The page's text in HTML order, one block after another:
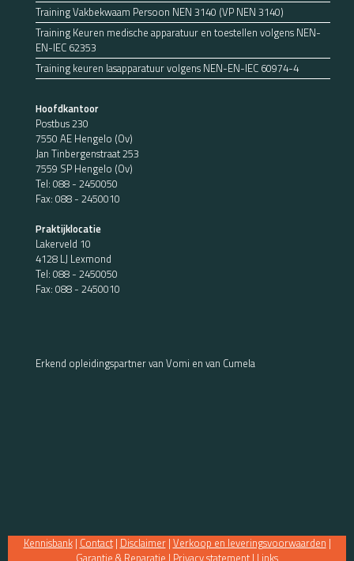
Training Vakbekwaam Persoon NEN 3140 (VP NEN 3140)
Training Keuren medische apparatuur en toestellen volgens NEN-
EN-IEC 62353
Training keuren lasapparatuur volgens NEN-EN-IEC 60974-4
Hoofdkantoor
Postbus 230
7550 AE Hengelo (Ov)
Jan Tinbergenstraat 253
7559 SP Hengelo (Ov)
Tel: 088 - 2450050
Fax: 088 - 2450010
Praktijklocatie
Lakerveld 10
4128 LJ Lexmond
Tel: 088 - 2450050
Fax: 088 - 2450010
Erkend opleidingspartner van Vomi en van Cumela
Kennisbank| Contact| Disclaimer| Verkoop en leveringsvoorwaarden |